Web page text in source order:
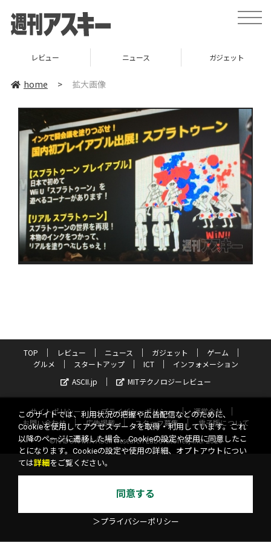
toggle
レビュー ニュース ガジェット
home > 拡大画像
TOP レビュー ニュース ガジェット
ゲーム
グルメ
スタートアップ ICT
インフォメーション
ASCII.jp
MITテクノロジーレビュー
サイトポリシー プライバシーポリシー
運営会社
お問い合わせ
広告掲載 スタッフ募集
電子版について
©KADOKAWA ASCII Research Laboratories, Inc. 2026
このサイトでは、利用状況の把握や広告配信などのために、
Cookieを使用してアクセスデータを取得・利用しています。これ
以降のページに遷移した場合、Cookieの設定や使用に同意したこ
とになります。Cookieの設定や使用の詳細、オプトアウトについ
ては詳細 をご覧ください。
同意する
＞プライバシーポリシー